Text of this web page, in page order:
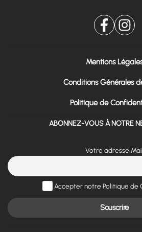
Mentions
Conditions Générales
Politique de
ABONNEZ-VOUS À NOTRE
Votre adresse
Accepter notre Politique de